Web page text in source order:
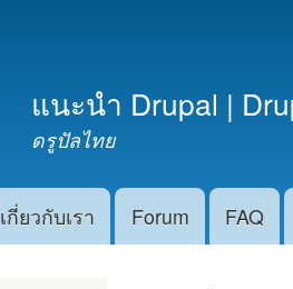
แนะนำ Drupal |
ดรูปัลไทย
เกี่ยวกับเรา Forum FAQ